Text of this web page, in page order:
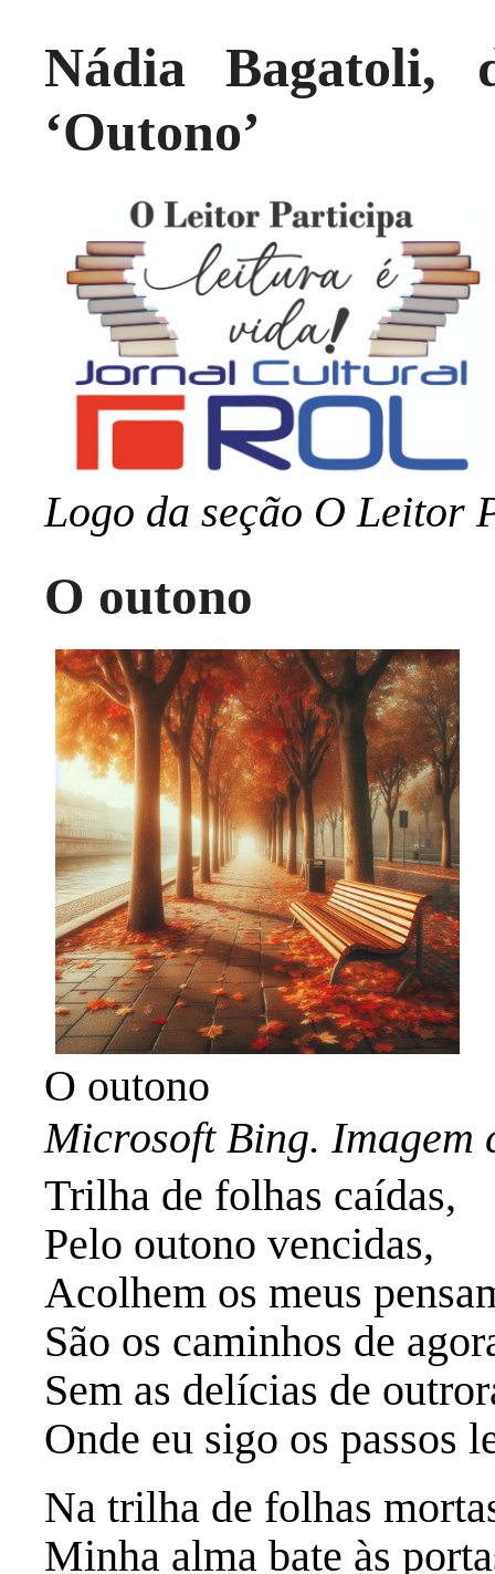
Nádia
‘Outono’
Logo da seção O Leitor
O outono
O outono
Microsoft Bing. Imagem
Trilha de folhas caídas,
Pelo outono vencidas,
Acolhem os meus
São os caminhos de
Sem as delícias de
Onde eu sigo os passos
Na trilha de folhas
Minha alma bate às